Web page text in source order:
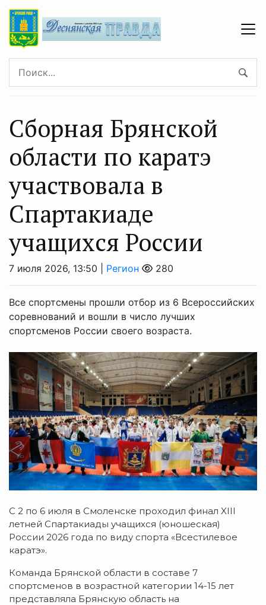
Сборная Брянской
области по каратэ
участвовала в
Спартакиаде
учащихся России
7 июля 2026, 13:50 | Регион 280
Все спортсмены прошли отбор из 6 Всероссийских
соревнований и вошли в число лучших
спортсменов России своего возраста.
С 2 по 6 июля в Смоленске проходил финал XIII
летней Спартакиады учащихся (юношеская)
России 2026 года по виду спорта «Всестилевое
каратэ».
Команда Брянской области в составе 7
спортсменов в возрастной категории 14-15 лет
представляла Брянскую область на